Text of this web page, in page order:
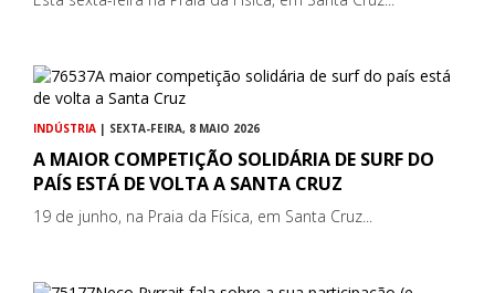
INDÚSTRIA | SEXTA-FEIRA, 8 MAIO 2026
A MAIOR COMPETIÇÃO SOLIDÁRIA DE SURF DO
PAÍS ESTÁ DE VOLTA A SANTA CRUZ
19 de junho, na Praia da Física, em Santa Cruz...